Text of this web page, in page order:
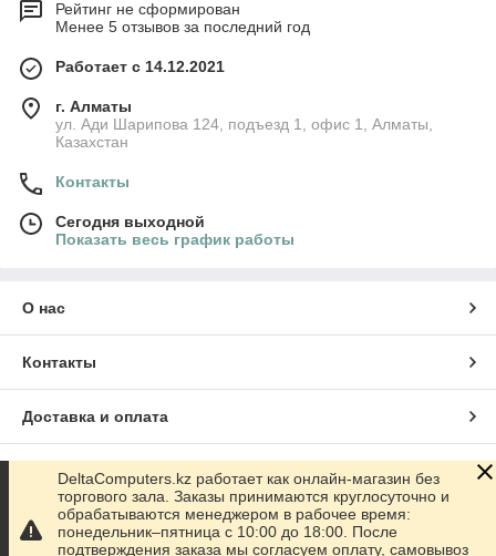
Рейтинг не сформирован
Менее 5 отзывов за последний год
Работает с 14.12.2021
г. Алматы
ул. Ади Шарипова 124, подъезд 1, офис 1, Алматы,
Казахстан
Контакты
Сегодня выходной
Показать весь график работы
О нас
Контакты
Доставка и оплата
График работы
Полная версия сайта
DeltaComputers.kz работает как онлайн-магазин без
торгового зала. Заказы принимаются круглосуточно и
обрабатываются менеджером в рабочее время:
понедельник–пятница с 10:00 до 18:00. После
подтверждения заказа мы согласуем оплату, самовывоз